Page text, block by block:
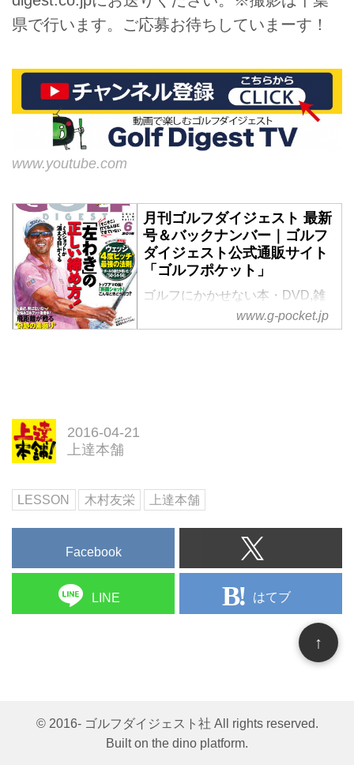
県で行います。ご応募お待ちしていまーす！
www.youtube.com
月刊ゴルフダイジェスト 最新
号＆バックナンバー｜ゴルフ
ダイジェスト公式通販サイト
「ゴルフポケット」
ゴルフにかかせない本・DVD,雑
誌。ゴルファー必見の「月刊ゴル
フダイジェスト<br>最新号＆バッ
www.g-pocket.jp
2016-04-21
上達本舗
LESSON 木村友栄 上達本舗
Facebook
LINE はてブ
© 2016- ゴルフダイジェスト社 All rights reserved.
Built on the dino platform.
↑